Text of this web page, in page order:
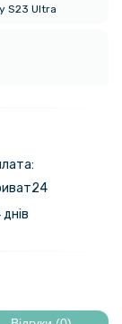
S23 Ultra
Galaxy S23
S23 Ultra